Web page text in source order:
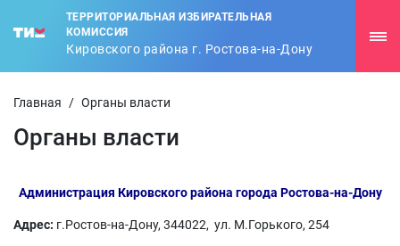
ТЕРРИТОРИАЛЬНАЯ ИЗБИРАТЕЛЬНАЯ
КОМИССИЯ
Кировского района г. Ростова-на-Дону
Главная / Органы власти
Органы власти
Администрация Кировского района города Ростова-на-Дону
Адрес: г.Ростов-на-Дону, 344022, ул. М.Горького, 254